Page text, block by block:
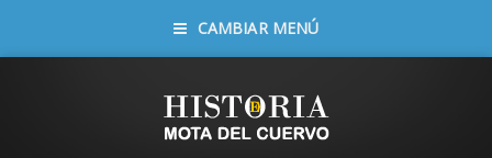
CAMBIAR MENÚ